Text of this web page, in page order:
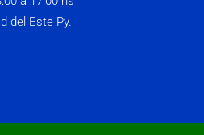
del Este Py.